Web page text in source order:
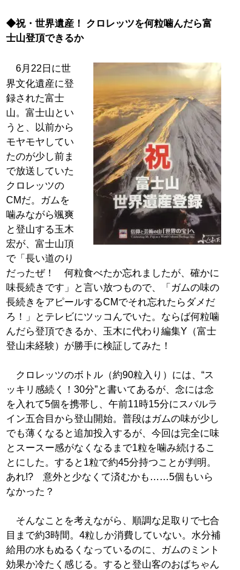
◆祝・世界遺産！ クロレッツを何粒噛んだら富
士山登頂できるか
6月22日に世
界文化遺産に登
録された富士
山。富士山とい
うと、以前から
モヤモヤしてい
たのが少し前ま
で放送していた
クロレッツの
CMだ。ガムを
噛みながら颯爽
と登山する玉木
宏が、富士山頂
で「長い道のり
だったぜ！ 何粒食べたか忘れましたが、確かに
味長続きです」と言い放つもので、「ガムの味の
長続きをアピールするCMでそれ忘れたらダメだ
ろ！」とテレビにツッコんでいた。ならば何粒噛
んだら登頂できるか、玉木に代わり編集Y（富士
登山未経験）が勝手に検証してみた！
クロレッツのボトル（約90粒入り）には、“ス
ッキリ感続く！30分”と書いてあるが、念には念
を入れて5個を携帯し、午前11時15分にスバルラ
イン五合目から登山開始。普段はガムの味が少し
でも薄くなると追加投入するが、今回は完全に味
とスースー感がなくなるまで1粒を噛み続けるこ
とにした。すると1粒で約45分持つことが判明。
あれ!? 意外と少なくて済むかも……5個もいら
なかった？
そんなことを考えながら、順調な足取りで七合
目まで約3時間。4粒しか消費していない。水分補
給用の水もぬるくなっているのに、ガムのミント
効果か冷たく感じる。すると登山客のおばちゃん